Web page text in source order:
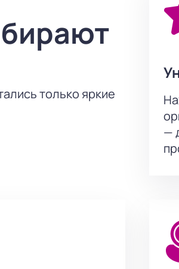
лучший способ обеспечить себе и
мир мифов и легенд, где каждый
только яркие
—